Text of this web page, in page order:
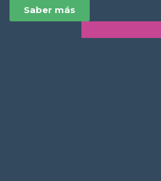
Saber más